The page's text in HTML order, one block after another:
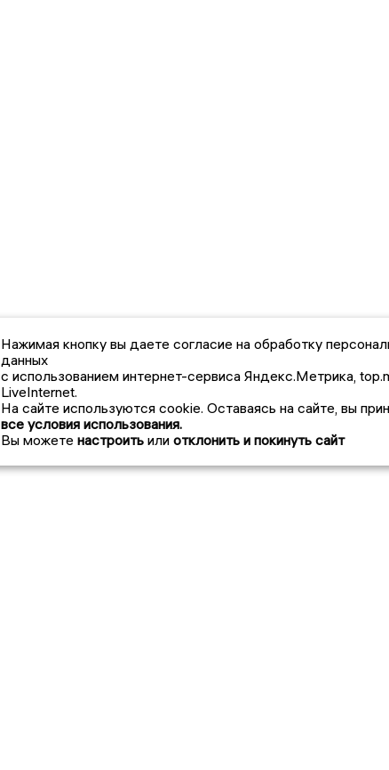
Нажимая кнопку вы даете согласие на обработку
данных
с использованием интернет-сервиса Яндекс.Метрика,
LiveInternet.
На сайте используются cookie. Оставаясь на сайте, вы
все условия использования.
Вы можете настроить или отклонить и покинуть сайт